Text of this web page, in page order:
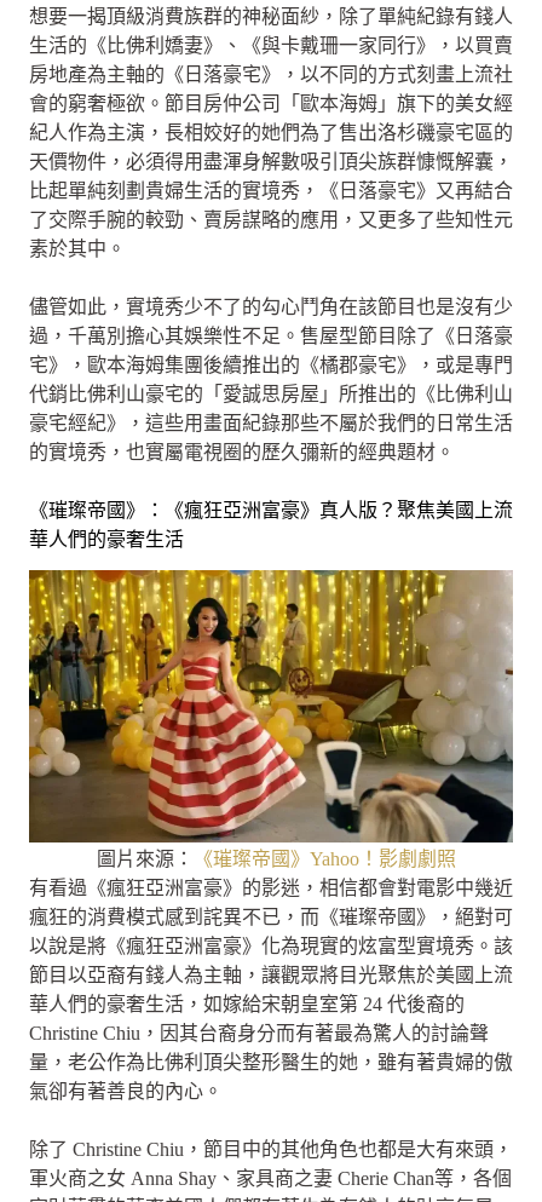
想要一揭頂級消費族群的神秘面紗，除了單純紀錄有錢人
生活的《比佛利嬌妻》、《與卡戴珊一家同行》，以買賣
房地產為主軸的《日落豪宅》，以不同的方式刻畫上流社
會的窮奢極欲。節目房仲公司「歐本海姆」旗下的美女經
紀人作為主演，長相姣好的她們為了售出洛杉磯豪宅區的
天價物件，必須得用盡渾身解數吸引頂尖族群慷慨解囊，
比起單純刻劃貴婦生活的實境秀，《日落豪宅》又再結合
了交際手腕的較勁、賣房謀略的應用，又更多了些知性元
素於其中。
儘管如此，實境秀少不了的勾心鬥角在該節目也是沒有少
過，千萬別擔心其娛樂性不足。售屋型節目除了《日落豪
宅》，歐本海姆集團後續推出的《橘郡豪宅》，或是專門
代銷比佛利山豪宅的「愛誠思房屋」所推出的《比佛利山
豪宅經紀》，這些用畫面紀錄那些不屬於我們的日常生活
的實境秀，也實屬電視圈的歷久彌新的經典題材。
《璀璨帝國》：《瘋狂亞洲富豪》真人版？聚焦美國上流
華人們的豪奢生活
圖片來源：
《璀璨帝國》Yahoo！影劇劇照
有看過《瘋狂亞洲富豪》的影迷，相信都會對電影中幾近
瘋狂的消費模式感到詫異不已，而《璀璨帝國》，絕對可
以說是將《瘋狂亞洲富豪》化為現實的炫富型實境秀。該
節目以亞裔有錢人為主軸，讓觀眾將目光聚焦於美國上流
華人們的豪奢生活，如嫁給宋朝皇室第 24 代後裔的
Christine Chiu，因其台裔身分而有著最為驚人的討論聲
量，老公作為比佛利頂尖整形醫生的她，雖有著貴婦的傲
氣卻有著善良的內心。
除了 Christine Chiu，節目中的其他角色也都是大有來頭，
軍火商之女 Anna Shay、家具商之妻 Cherie Chan等，各個